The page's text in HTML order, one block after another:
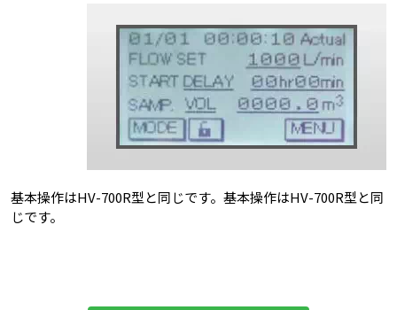
基本操作はHV-700R型と同じです。基本操作はHV-700R型と同
じです。